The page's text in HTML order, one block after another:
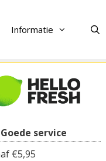
Informatie
Goede service
€5,95